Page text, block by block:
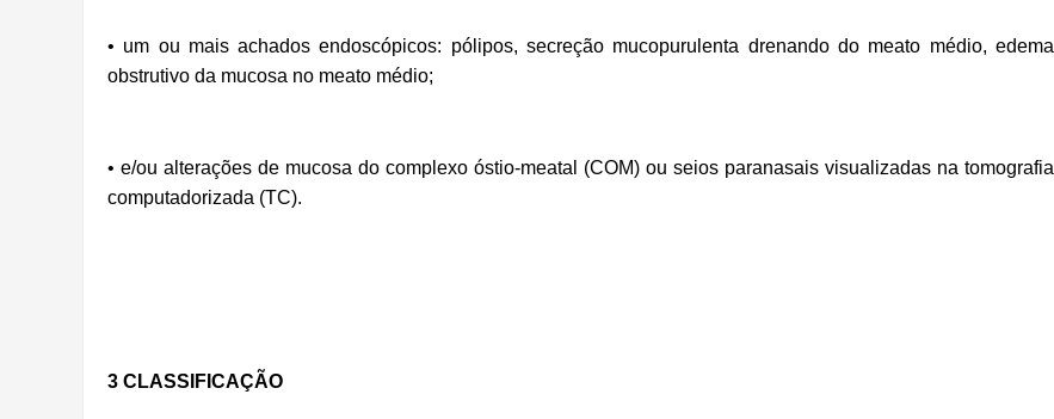
• um ou mais achados endoscópicos: pólipos, secreção mucopurulenta drenando do meato médio, edema
obstrutivo da mucosa no meato médio;
• e/ou alterações de mucosa do complexo óstio-meatal (COM) ou seios paranasais visualizadas na tomografia
computadorizada (TC).
3 CLASSIFICAÇÃO